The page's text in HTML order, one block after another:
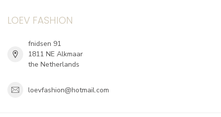
LOEV FASHION
fnidsen 91
1811 NE Alkmaar
the Netherlands
loevfashion@hotmail.com